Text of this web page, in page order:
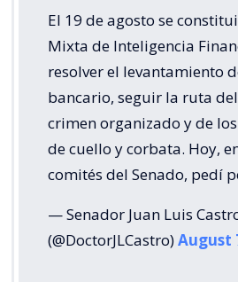
El 19 de agosto se
Mixta de Inteligencia
resolver el levantamiento
bancario, seguir la ruta
crimen organizado y de
de cuello y corbata. Hoy,
comités del Senado, pedí
— Senador Juan Luis
(@DoctorJLCastro)August